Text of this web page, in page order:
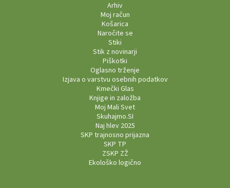
Arhiv
Moj račun
Košarica
Naročite se
Stiki
Stik z novinarji
Piškotki
Oglasno trženje
Izjava o varstvu osebnih podatkov
Kmečki Glas
Knjige in založba
Moj Mali Svet
Skuhajmo.SI
Naj hlev 2025
SKP trajnosno prijazna
SKP TP
ZSKP ZŽ
Ekološko logično